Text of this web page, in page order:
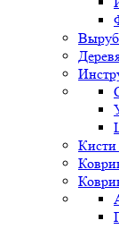
Кисти